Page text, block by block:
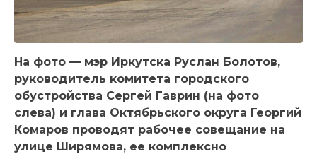
На фото — мэр Иркутска Руслан Болотов,
руководитель комитета городского
обустройства Сергей Гаврин (на фото
слева) и глава Октябрьского округа Георгий
Комаров проводят рабочее совещание на
улице Ширямова, ее комплексно